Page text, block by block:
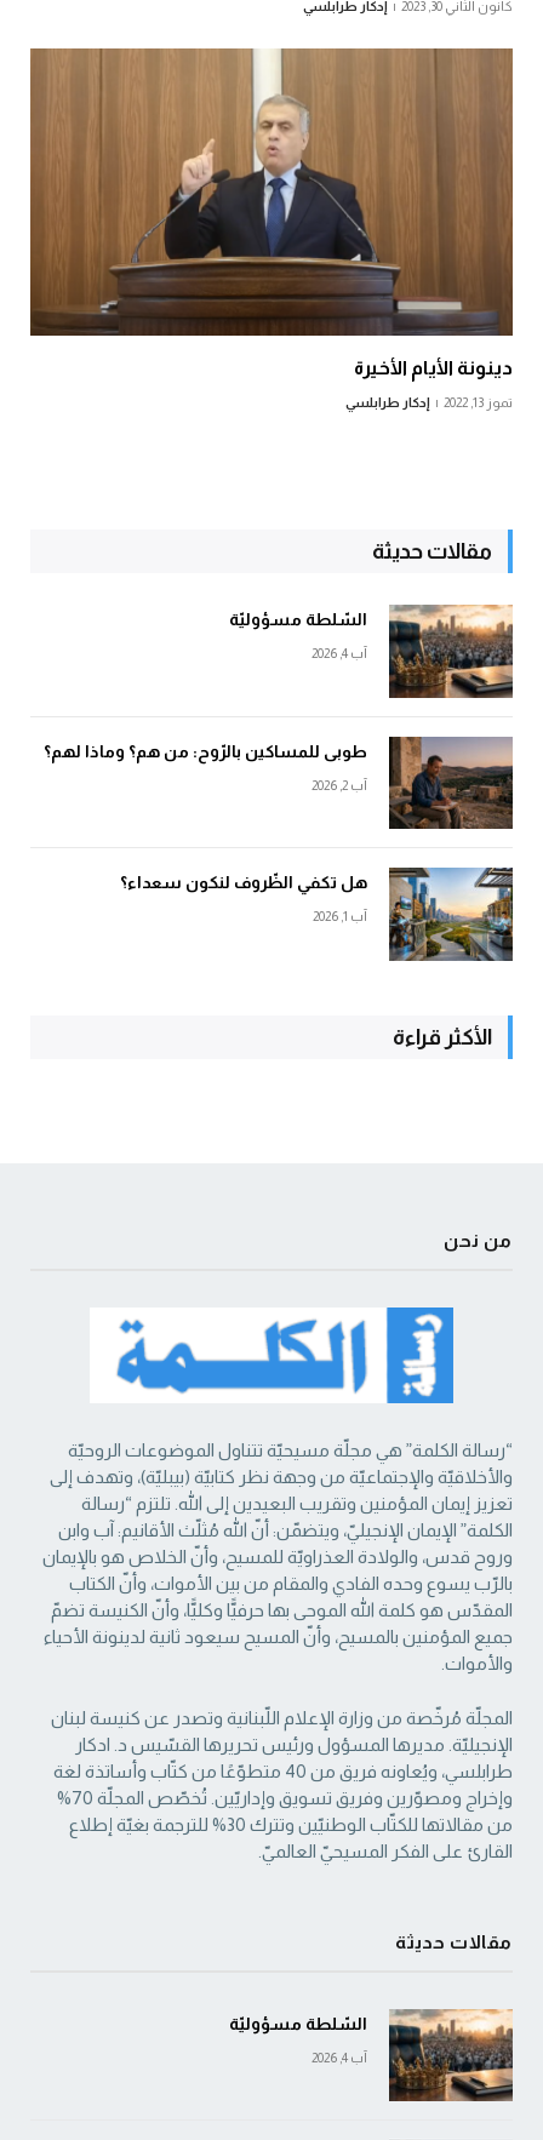
كانون الثاني 30, 2023 إدكار طرابلسي
دينونة الأيام الأخيرة
تموز 13, 2022 إدكار طرابلسي
مقالات حديثة
السّلطة مسؤوليّة
آب 4, 2026
طوبى للمساكين بالرّوح: من هم؟ وماذا لهم؟
آب 2, 2026
هل تكفي الظّروف لنكون سعداء؟
آب 1, 2026
الأكثر قراءة
من نحن
“رسالة الكلمة” هي مجلّة مسيحيّة تتناول الموضوعات الروحيّة
والأخلاقيّة والإجتماعيّة من ‏وجهة نظر كتابيّة (بيبليّة)، وتهدف إلى
تعزيز إيمان المؤمنين وتقريب البعيدين إلى الله. تلتزم “رسالة
‏الكلمة” الإيمان الإنجيليّ، ويتضمّن: أنّ الله مُثلّث الأقانيم: آب وابن
وروح قدس، والولادة العذراويّة ‏للمسيح، وأنّ الخلاص هو بالإيمان
بالرّب يسوع وحده الفادي والمقام من بين الأموات، وأنّ الكتاب
‏المقدّس هو كلمة الله الموحى بها حرفيًّا وكليًّا، وأنّ الكنيسة تضمّ
جميع المؤمنين بالمسيح، وأنّ المسيح ‏سيعود ثانية لدينونة الأحياء
والأموات. ‏
المجلّة مُرخّصة من وزارة الإعلام اللّبنانية وتصدر عن كنيسة لبنان
الإنجيليّة. مديرها المسؤول ‏ورئيس تحريرها القسّيس د. ادكار
طرابلسي، ويُعاونه فريق من 40 متطوّعًا من كتّاب وأساتذة لغة
‏وإخراج ومصوّرين وفريق تسويق وإداريّين. تُخصّص المجلّة 70%
من مقالاتها للكتّاب الوطنيّين ‏وتترك 30% للترجمة بغيّة إطلاع
القارئ على الفكر المسيحيّ العالميّ.‏
مقالات حديثة
السّلطة مسؤوليّة
آب 4, 2026